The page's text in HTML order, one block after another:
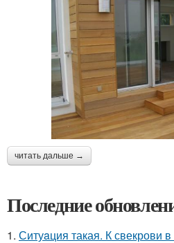
читать дальше →
Последние
1. Ситуaция такая. К свекрови в